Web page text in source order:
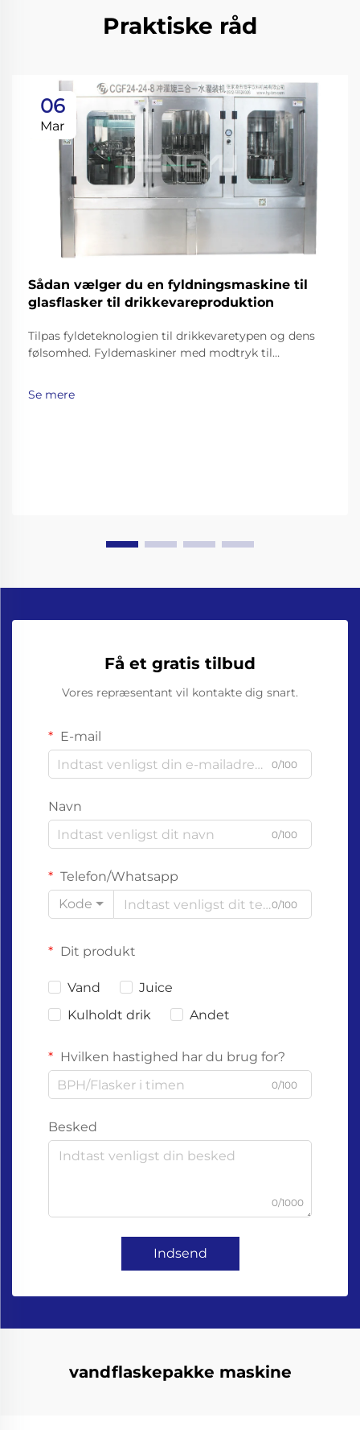
Praktiske råd
06
Mar
Sådan vælger du en fyldningsmaskine til
glasflasker til drikkevareproduktion
Tilpas fyldeteknologien til drikkevaretypen og dens
følsomhed. Fyldemaskiner med modtryk til
kræver omhyggelige fyldemetoder for at bevare
Se mere
Få et gratis tilbud
Vores repræsentant vil kontakte dig snart.
E-mail
0/100
Navn
0/100
Telefon/Whatsapp
Kode
0/100
Dit produkt
Vand
Juice
Kulholdt drik
Andet
Hvilken hastighed har du brug for?
0/100
Besked
0/1000
Indsend
vandflaskepakke maskine